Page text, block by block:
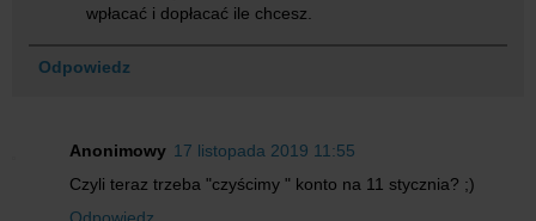
wpłacać i dopłacać ile chcesz.
Odpowiedz
Anonimowy 17 listopada 2019 11:55
Czyli teraz trzeba "czyścimy " konto na 11 stycznia? ;)